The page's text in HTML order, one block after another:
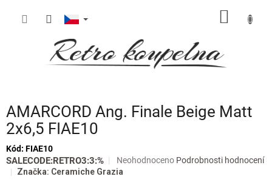
AMARCORD Ang. Finale Beige Matt
2x6,5 FIAE10
Kód: FIAE10
SALECODE:RETRO3:3:%
Průměrné
hodnocení
Neohodnoceno Podrobnosti hodnocení
Značka: Ceramiche Grazia